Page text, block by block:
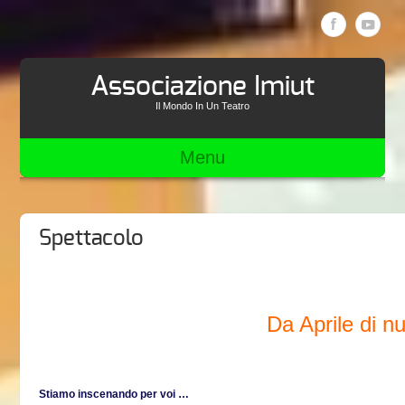
Associazione Imiut
Il Mondo In Un Teatro
Menu
Spettacolo
Da Aprile di
Stiamo inscenando per voi …